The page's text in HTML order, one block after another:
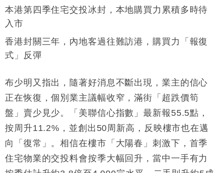
11:12
國際｜特朗普料美伊戰事快結束 承認部分彈藥庫存緊
張
15:59
司
本港第四季住宅交投冰封，本地購買力累積多時待
入市
香港封關三年，內地客過往難訪港，購買力「報復
式」反彈
布少明又指出，隨著好消息不斷出現，業主的信心
正在恢復，個別業主議幅收窄，滿街「超跌價筍
盤」賣少見少。「美聯信心指數」最新報55.5點，
按周升11.2%，並創出50周新高，反映樓市也在邁
向「復常」。相信在樓市「大陽春」刺激下，首季
住宅物業的交投料會按季大幅回升，當中一手有力